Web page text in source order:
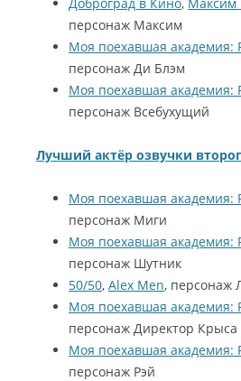
персонаж Максим
Моя поехавшая академия:
персонаж Ди Блэм
Моя поехавшая академия:
персонаж Всебухущий
Лучший актёр озвучки
Моя поехавшая академия:
персонаж Миги
Моя поехавшая академия:
персонаж Шутник
50/50, Alex Men, персонаж
Моя поехавшая академия:
персонаж Директор Крыса
Моя поехавшая академия:
персонаж Рэй